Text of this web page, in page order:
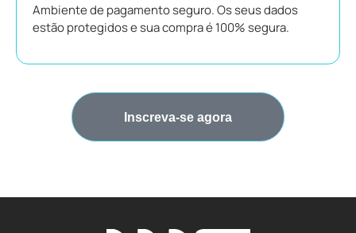
Ambiente de pagamento seguro. Os seus dados
estão protegidos e sua compra é 100% segura.
Inscreva-se agora